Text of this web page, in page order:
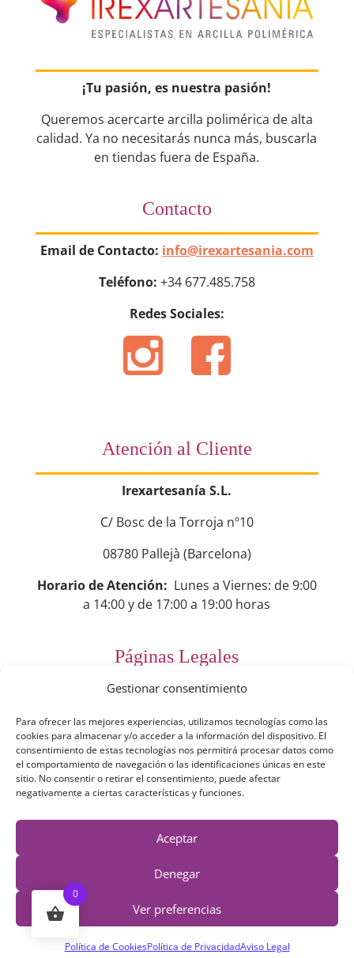
Gestionar consentimiento
Para ofrecer las mejores experiencias, utilizamos tecnologías como las
cookies para almacenar y/o acceder a la información del dispositivo. El
consentimiento de estas tecnologías nos permitirá procesar datos como
el comportamiento de navegación o las identificaciones únicas en este
sitio. No consentir o retirar el consentimiento, puede afectar
negativamente a ciertas características y funciones.
Aceptar
Denegar
Ver preferencias
Política de CookiesPolítica de PrivacidadAviso Legal
¡Tu pasión, es nuestra pasión!
Queremos acercarte arcilla polimérica de alta
calidad. Ya no necesitarás nunca más, buscarla
en tiendas fuera de España.
Contacto
Email de Contacto: info@irexartesania.com
Teléfono: +34 677.485.758
Redes Sociales:
Atención al Cliente
Irexartesanía S.L.
C/ Bosc de la Torroja nº10
08780 Pallejà (Barcelona)
Horario de Atención: Lunes a Viernes: de 9:00
a 14:00 y de 17:00 a 19:00 horas
Páginas Legales
Preguntas Frecuentes
Aviso Legal
Política de Privacidad
Política de Cookies
Términos y Condiciones
© 2019 - 2026 Irexartesanía | Todos los derechos reservados |
0